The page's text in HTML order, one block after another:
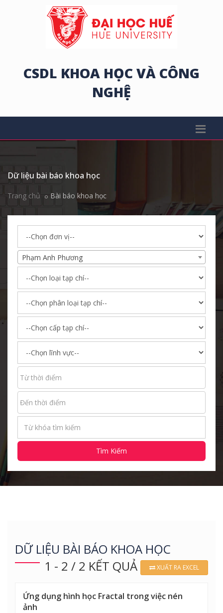
CSDL KHOA HỌC VÀ CÔNG
NGHỆ
Dữ liệu bài báo khoa học
Trang chủ Bài báo khoa học
Phạm Anh Phương
Tìm Kiếm
DỮ LIỆU BÀI BÁO KHOA HỌC
1 - 2 / 2 KẾT QUẢ
XUẤT RA EXCEL
Ứng dụng hình học Fractal trong việc nén
ảnh